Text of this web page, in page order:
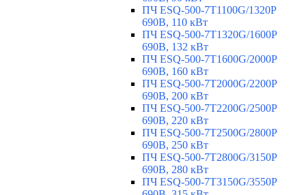
ПЧ ESQ-500-7T1100G/1320P
690В, 110 кВт
ПЧ ESQ-500-7T1320G/1600P
690В, 132 кВт
ПЧ ESQ-500-7T1600G/2000P
690В, 160 кВт
ПЧ ESQ-500-7T2000G/2200P
690В, 200 кВт
ПЧ ESQ-500-7T2200G/2500P
690В, 220 кВт
ПЧ ESQ-500-7T2500G/2800P
690В, 250 кВт
ПЧ ESQ-500-7T2800G/3150P
690В, 280 кВт
ПЧ ESQ-500-7T3150G/3550P